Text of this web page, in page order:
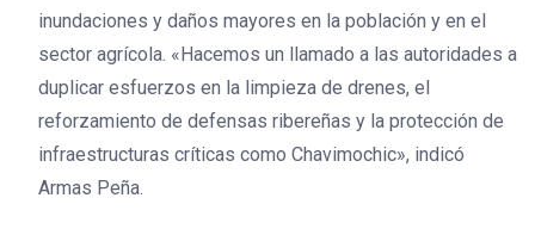
inundaciones y daños mayores en la población y en el
sector agrícola. «Hacemos un llamado a las autoridades a
duplicar esfuerzos en la limpieza de drenes, el
reforzamiento de defensas ribereñas y la protección de
infraestructuras críticas como Chavimochic», indicó
Armas Peña.